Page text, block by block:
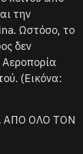
την
Ωστόσο, το
δεν
Αεροπορία
(Εικόνα:
ΑΠΟ ΟΛΟ ΤΟΝ